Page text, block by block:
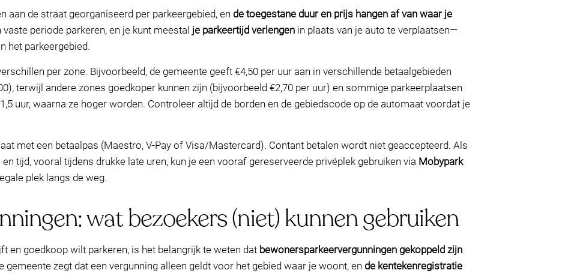
aan de straat georganiseerd per parkeergebied, en de toegestane duur en prijs hangen af van waar je
periode parkeren, en je kunt meestal je parkeertijd verlengen in plaats van je auto te verplaatsen—
het parkeergebied.
per zone. Bijvoorbeeld, de gemeente geeft €4,50 per uur aan in verschillende betaalgebieden
terwijl andere zones goedkoper kunnen zijn (bijvoorbeeld €2,70 per uur) en sommige parkeerplaatsen
uur, waarna ze hoger worden. Controleer altijd de borden en de gebiedscode op de automaat voordat je
met een betaalpas (Maestro, V-Pay of Visa/Mastercard). Contant betalen wordt niet geaccepteerd. Als
tijd, vooral tijdens drukke late uren, kun je een vooraf gereserveerde privéplek gebruiken via Mobypark
plek langs de weg.
wat bezoekers (niet) kunnen gebruiken
en goedkoop wilt parkeren, is het belangrijk te weten dat bewonersparkeervergunningen gekoppeld zijn
gemeente zegt dat een vergunning alleen geldt voor het gebied waar je woont, en de kentekenregistratie